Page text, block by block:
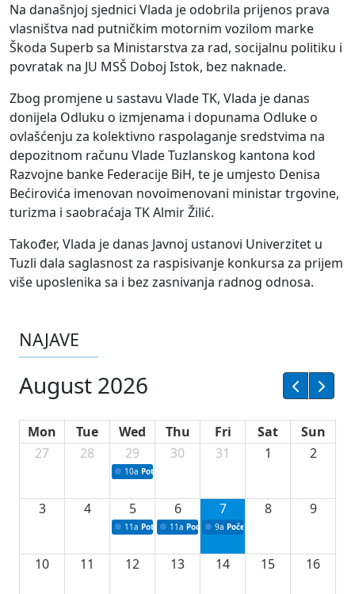
Na današnjoj sjednici Vlada je odobrila prijenos prava
vlasništva nad putničkim motornim vozilom marke
Škoda Superb sa Ministarstva za rad, socijalnu politiku i
povratak na JU MSŠ Doboj Istok, bez naknade.
Zbog promjene u sastavu Vlade TK, Vlada je danas
donijela Odluku o izmjenama i dopunama Odluke o
ovlašćenju za kolektivno raspolaganje sredstvima na
depozitnom računu Vlade Tuzlanskog kantona kod
Razvojne banke Federacije BiH, te je umjesto Denisa
Bećirovića imenovan novoimenovani ministar trgovine,
turizma i saobraćaja TK Almir Žilić.
Također, Vlada je danas Javnoj ustanovi Univerzitet u
Tuzli dala saglasnost za raspisivanje konkursa za prijem
više uposlenika sa i bez zasnivanja radnog odnosa.
NAJAVE
August 2026
Mon Tue Wed Thu Fri Sat
Sun
27
28 29
10a Potpisivanje ugovora sa neprofitnim
30 31 1 2
3 4 5
11a Potpisivanje ugovora o stipendijama za
6
11a Podrška razvoju vodne infrastrukture u
7
9a Početak izgradnje nove
8 9
10 11 12 13 14 15 16